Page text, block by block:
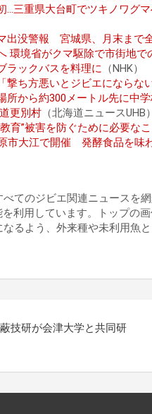
…三重県大台町でツキノワグ
出没警報 宮城県、月末まで
環境省がクマ駆除で市街地
ラックバスを料理に （NHK）
撃ち方悪いとジビエにならな
所から約300メートル先に中
更別村 （北海道ニュースUHB
育”被害を防ぐために必要な
市大江で開催 発酵食品を
てのジビエ関連ニュースを
利用しています。トップの
るよう、外来種や未利用魚
技研が会津大学と共同研